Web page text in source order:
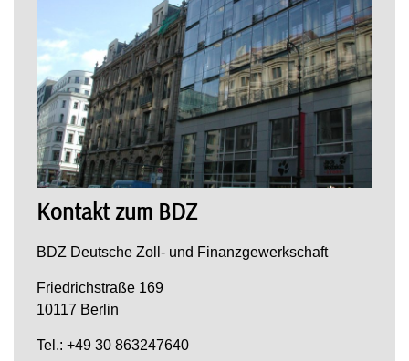
Kontakt zum BDZ
BDZ Deutsche Zoll- und Finanzgewerkschaft
Friedrichstraße 169
10117 Berlin
Tel.: +49 30 863247640